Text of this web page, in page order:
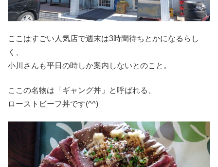
ここはすごい人気店で週末は3時間待ちとかになるらし
く、
小川さんも平日の時しか案内しないとのこと。
ここの名物は「ギャング丼」と呼ばれる、
ローストビーフ丼です(^^)